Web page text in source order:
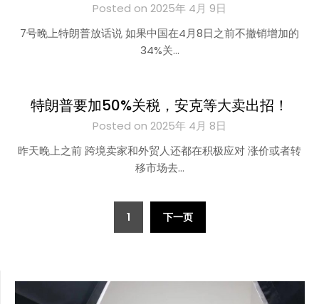
Posted on 2025年 4月 9日
7号晚上特朗普放话说 如果中国在4月8日之前不撤销增加的
34%关…
特朗普要加50%关税，安克等大卖出招！
Posted on 2025年 4月 8日
昨天晚上之前 跨境卖家和外贸人还都在积极应对 涨价或者转
移市场去…
页
1 下一页